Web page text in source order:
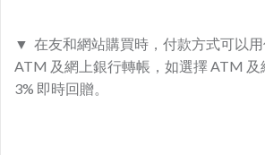
▼ 在友和網站購買時，付款方式可以用
ATM 及網上銀行轉帳，如選擇 ATM
3% 即時回贈。